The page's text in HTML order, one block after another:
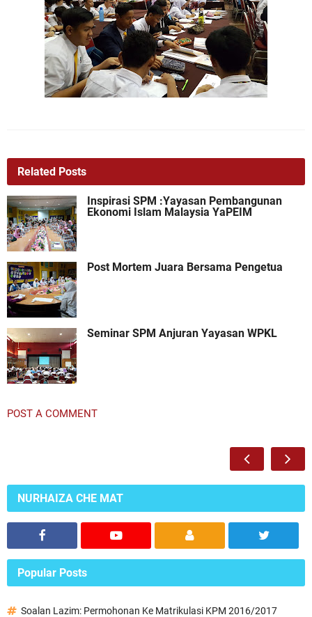
Related Posts
Inspirasi SPM :Yayasan Pembangunan
Ekonomi Islam Malaysia YaPEIM
Post Mortem Juara Bersama Pengetua
Seminar SPM Anjuran Yayasan WPKL
POST A COMMENT
NURHAIZA CHE MAT
Popular Posts
Soalan Lazim: Permohonan Ke Matrikulasi KPM 2016/2017